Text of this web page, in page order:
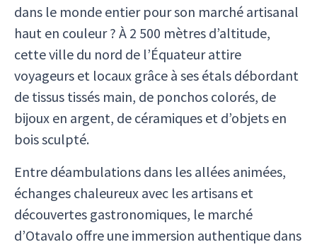
dans le monde entier pour son marché artisanal
haut en couleur ? À 2 500 mètres d’altitude,
cette ville du nord de l’Équateur attire
voyageurs et locaux grâce à ses étals débordant
de tissus tissés main, de ponchos colorés, de
bijoux en argent, de céramiques et d’objets en
bois sculpté.
Entre déambulations dans les allées animées,
échanges chaleureux avec les artisans et
découvertes gastronomiques, le marché
d’Otavalo offre une immersion authentique dans